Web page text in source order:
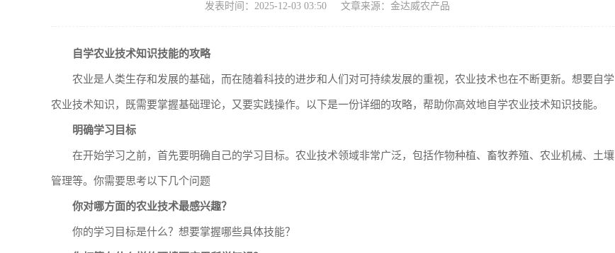
发表时间：2025-12-03 03:50 文章来源：金达威农产品
自学农业技术知识技能的攻略
农业是人类生存和发展的基础，而在随着科技的进步和人们对可持续发展的重视，农业技术也在不断更新。想要自学
农业技术知识，既需要掌握基础理论，又要实践操作。以下是一份详细的攻略，帮助你高效地自学农业技术知识技能。
明确学习目标
在开始学习之前，首先要明确自己的学习目标。农业技术领域非常广泛，包括作物种植、畜牧养殖、农业机械、土壤
管理等。你需要思考以下几个问题
你对哪方面的农业技术最感兴趣？
你的学习目标是什么？想要掌握哪些具体技能？